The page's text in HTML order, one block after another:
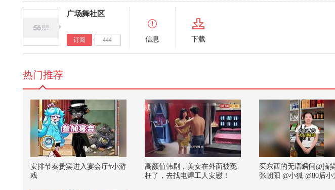
广场舞社区
订阅 444 信息 下载
热门推荐
安排节奏贵宾进入宴会厅#小游
戏
高颜值韩剧，美女在外面被冤
枉了，去找电焊工人安慰！
买东西的无语瞬间@搞
张朝阳 @小狐 @80后小